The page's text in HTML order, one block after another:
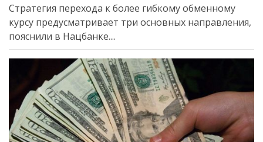
Стратегия перехода к более гибкому обменному
курсу предусматривает три основных направления,
пояснили в Нацбанке....